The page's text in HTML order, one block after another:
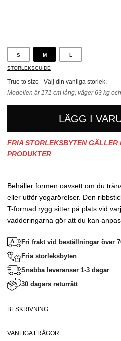
S M L
STORLEKSGUIDE
True to size - Välj din vanliga storlek.
Modellen är 171 cm lång, väger 63 kg
LÄGG I
FRIA STORLEKSBYTEN GÄLLER
PRODUKTER
Behåller formen oavsett om du
eller utför yogarörelser. Den
T-formad rygg sitter på plats vid
vadderingarna gör att du kan
Fri frakt vid beställningar över
Fria storleksbyten
Snabba leveranser 1-3 dagar
30 dagars returrätt
BESKRIVNING
VANLIGA FRÅGOR